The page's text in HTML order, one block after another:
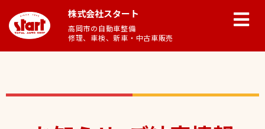
株式会社スタート
高岡市の自動車整備
修理、車検、新車・中古車販売